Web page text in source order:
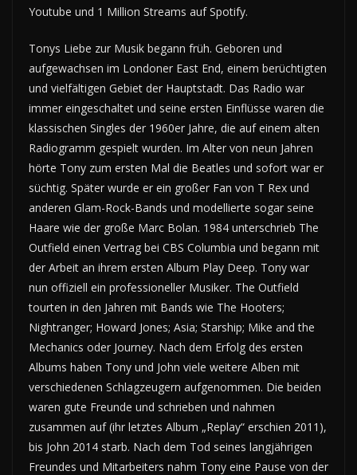
Youtube und 1 Million Streams auf Spotify.
Tonys Liebe zur Musik begann früh. Geboren und
aufgewachsen im Londoner East End, einem berüchtigten
und vielfältigen Gebiet der Hauptstadt. Das Radio war
immer eingeschaltet und seine ersten Einflüsse waren die
klassischen Singles der 1960er Jahre, die auf einem alten
Radiogramm gespielt wurden. Im Alter von neun Jahren
hörte Tony zum ersten Mal die Beatles und sofort war er
süchtig. Später wurde er ein großer Fan von T Rex und
anderen Glam-Rock-Bands und modellierte sogar seine
Haare wie der große Marc Bolan. 1984 unterschrieb The
Outfield einen Vertrag bei CBS Columbia und begann mit
der Arbeit an ihrem ersten Album Play Deep. Tony war
nun offiziell ein professioneller Musiker. The Outfield
tourten in den Jahren mit Bands wie The Hooters;
Nightranger; Howard Jones; Asia; Starship; Mike and the
Mechanics oder Journey. Nach dem Erfolg des ersten
Albums haben Tony und John viele weitere Alben mit
verschiedenen Schlagzeugern aufgenommen. Die beiden
waren gute Freunde und schrieben und nahmen
zusammen auf (ihr letztes Album „Replay“ erschien 2011),
bis John 2014 starb. Nach dem Tod seines langjährigen
Freundes und Mitarbeiters nahm Tony eine Pause von der